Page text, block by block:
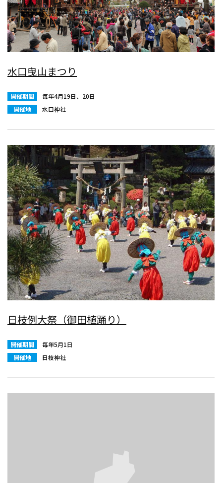
水口曳山まつり
開催期間
毎年4月19日、20日
開催地
水口神社
日枝例大祭（御田植踊り）
開催期間
毎年5月1日
開催地
日枝神社